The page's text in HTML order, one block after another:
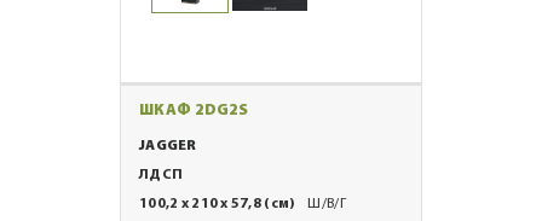
ШКАФ 2DG2S
JAGGER
ЛДСП
100,2 x 210 x 57,8 (см)
Ш/В/Г